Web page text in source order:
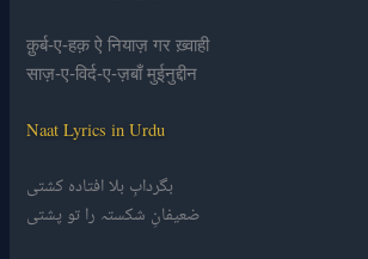
क़ुर्ब-ए-हक़ ऐ नियाज़ गर ख़्वाही
साज़-ए-विर्द-ए-ज़बाँ मुईनुद्दीन
Naat Lyrics in Urdu
بگردابِ بلا افتادہ کشتی
ضعیفانِ شکستہ را تو پشتی